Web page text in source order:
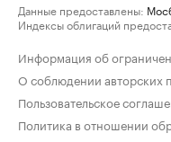
Данные предоставлены:
Индексы облигаций
Информация об
О соблюдении авторских
Пользовательское
Политика в отношении